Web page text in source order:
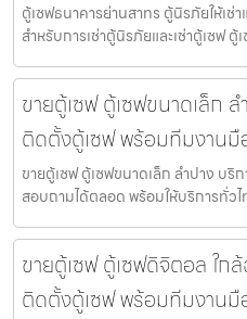
ตู้เซฟธนาคารย่านสาทร ตู้นิรภัยให้เช่
สำหรับการเช่าตู้นิรภัยและเช่าตู้เซฟ
ขายตู้เซฟ ตู้เซฟขนาดเล็ก
ติดตั้งตู้เซฟ พร้อมทีมงานมื
ขายตู้เซฟ ตู้เซฟขนาดเล็ก ลำปาง บ
สอบถามได้ตลอด พร้อมให้บริการทั่ว
ขายตู้เซฟ ตู้เซฟดิจิตอล ใก
ติดตั้งตู้เซฟ พร้อมทีมงานมื